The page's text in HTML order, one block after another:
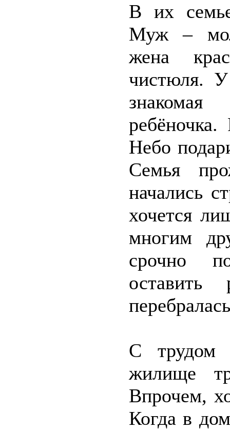
В их
Муж –
жена
чистюля.
Небо
Семья
начались
хочется
многим
срочно
С трудом
жилище
Впрочем,
Когда в